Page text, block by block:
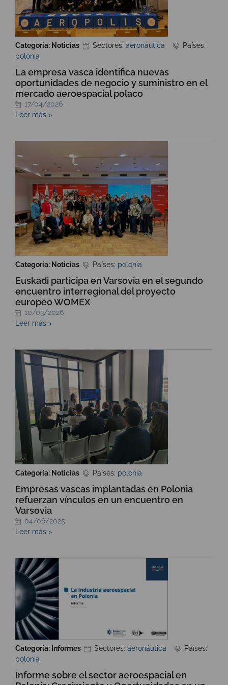
Categoría: Noticias Sectores: aeronáutica
Países:
polonia
La empresa vasca identifica nuevas
oportunidades de negocio y suministro en el
mercado aeroespacial polaco
17/04/2026
Leer más >
Categoría: Noticias Países: polonia
Euskadi participa en Varsovia en el segundo
encuentro interregional del proyecto
europeo WOMEX
10/03/2026
Leer más >
Categoría: Noticias Países: polonia
Empresas vascas implantadas en Polonia
refuerzan vínculos en un encuentro en
Varsovia
04/06/2025
Leer más >
Categoría: Informes Sectores: aeronáutica
Países:
polonia
Informe sobre el sector aeroespacial en